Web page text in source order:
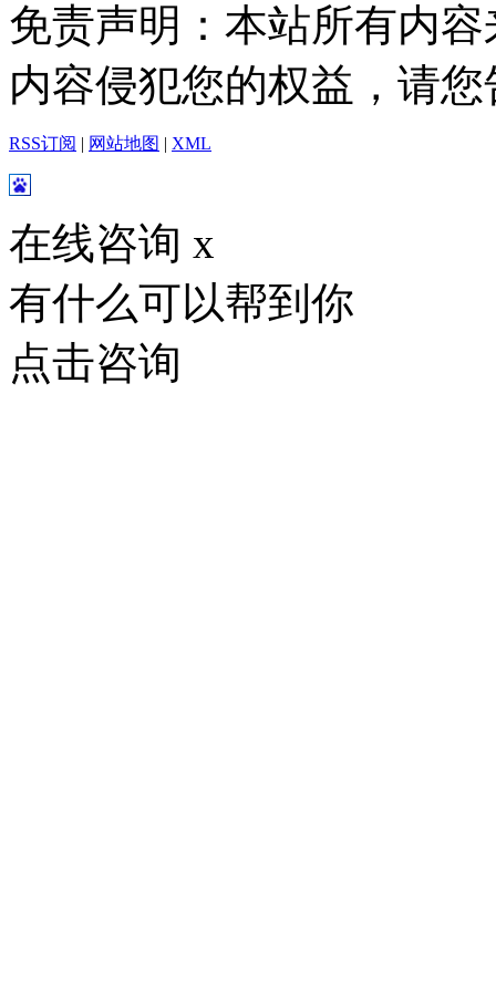
免责声明：本站所有内
内容侵犯您的权益，请
RSS订阅 | 网站地图 | XML
在线咨询 x
有什么可以帮到你
点击咨询